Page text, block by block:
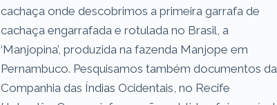
cachaça onde descobrimos a primeira garrafa de
cachaça engarrafada e rotulada no Brasil, a
‘Manjopina’, produzida na fazenda Manjope em
Pernambuco. Pesquisamos também documentos da
Companhia das Índias Ocidentais, no Recife